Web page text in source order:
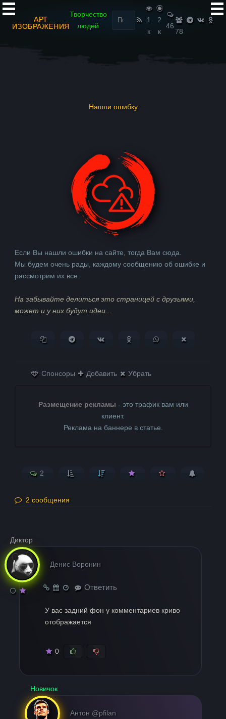
АРТ
ИЗОБРАЖЕНИЯ
Творчество
людей
Найти:
1
к
2
к
46
78
Нашли ошибку
Если Вы нашли ошибки на сайте, тогда Вам сюда.
Мы будем очень рады, каждому сообщению об ошибке и
рассмотрим их все.
На забывайте делиться это страницей с друзьями,
может и у них будут идеи...
Копировать ссылкуПоделиться в Telegram
Поделиться ВКонтактеПоделиться в
Поделиться в
Спонсоры Добавить Убрать
Размещение рекламы - это трафик вам или
клиент.
Реклама на баннере в статье.
2
2 сообщения
Диктор
Денис Воронин
Ответить
У вас задний фон у комментариев криво
отображается
0
Новичок
Антон @pfilan